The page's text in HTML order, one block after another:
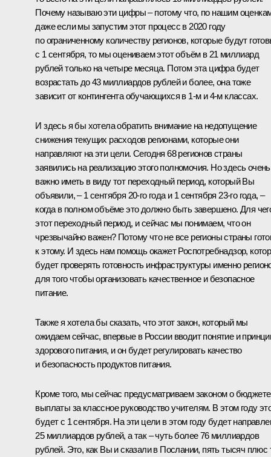
Почему называю эти цифры – потому что, по нашим
даже если мы запустим этот процесс в 2020 году
по ограниченному количеству регионов, которые будут
с 1 сентября, то мы оцениваем этот объём в 21 миллиард
рублей только на четыре месяца. Потом эта цифра будет
возрастать до 43 миллиардов рублей и более, она тоже
зависит от контингента обучающихся в 1-м и 4-м классах.
И здесь я бы хотела обратить внимание на недопущение
снижения текущих расходов регионами, которые они
направляют на эти цели. Сегодня 68 регионов страны
заявились на реализацию этого полномочия. Но здесь очень
важно иметь в виду тот переходный период, который Вы
объявили, – 1 сентября 20-го года и 1 сентября 23-го года, –
когда в полном объёме это должно быть завершено. Для
этот переходный период, и сейчас мы понимаем, что он
чрезвычайно важен? Потому что не все регионы страны
к этому. И здесь нам помощь окажет Роспотребнадзор,
будет проверять готовность инфраструктуры именно
для того чтобы организовать качественное и безопасное
питание.
Также я хотела бы сказать, что этот закон, который мы
ожидаем сейчас, впервые в России вводит понятие и
здорового питания, и он будет регулировать качество
и безопасность продуктов питания.
Кроме того, мы сейчас предусматриваем законом о бюджете
выплаты за классное руководство учителям. В этом году
будет с 1 сентября. На эти цели в этом году будет
25 миллиардов рублей, а так – чуть более 76 миллиардов
рублей. Это, как Вы и сказали в Послании, пять тысяч плюс